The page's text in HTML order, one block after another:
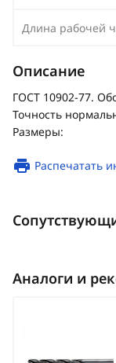
Длина рабочей
Описание
ГОСТ 10902-77.
Точность
Размеры:
Распечатать
Аналоги и